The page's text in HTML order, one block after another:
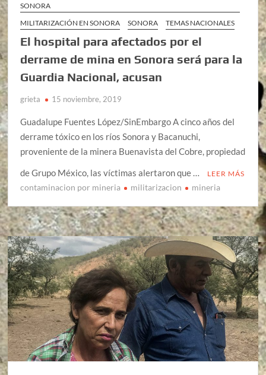
SONORA
MILITARIZACIÓN EN SONORA
SONORA TEMAS NACIONALES
El hospital para afectados por el
derrame de mina en Sonora será para la
Guardia Nacional, acusan
grieta 15 noviembre, 2019
Guadalupe Fuentes López/SinEmbargo A cinco años del
derrame tóxico en los ríos Sonora y Bacanuchi,
proveniente de la minera Buenavista del Cobre, propiedad
de Grupo México, las víctimas alertaron que …
LEER MÁS
contaminacion por mineria militarizacion mineria